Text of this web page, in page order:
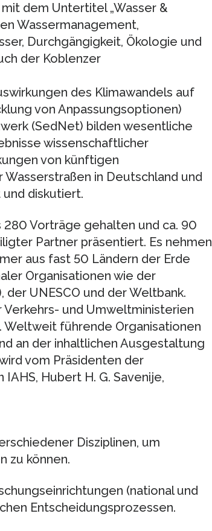
dem Untertitel „Wasser &
Wassermanagement,
Durchgängigkeit, Ökologie und
der Koblenzer
des Klimawandels auf
von Anpassungsoptionen)
(SedNet) bilden wesentliche
wissenschaftlicher
von künftigen
in Deutschland und
diskutiert.
Vorträge gehalten und ca. 90
Partner präsentiert. Es nehmen
aus fast 50 Ländern der Erde
Organisationen wie der
UNESCO und der Weltbank.
und Umweltministerien
Weltweit führende Organisationen
an der inhaltlichen Ausgestaltung
vom Präsidenten der
Hubert H. G. Savenije,
Disziplinen, um
zu können.
(national und
Entscheidungsprozessen.